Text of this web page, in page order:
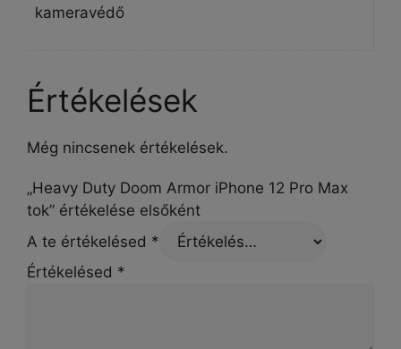
kameravédő
Értékelések
Még nincsenek értékelések.
„Heavy Duty Doom Armor iPhone 12 Pro Max
tok” értékelése elsőként
A te értékelésed *
Értékelésed *